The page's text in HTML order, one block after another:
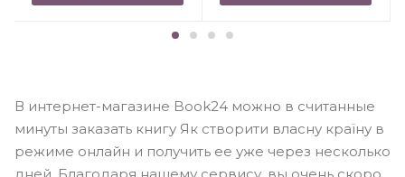
В интернет-магазине Book24 можно в считанные
минуты заказать книгу Як створити власну країну в
режиме онлайн и получить ее уже через несколько
дней. Благодаря нашему сервису, вы очень скоро